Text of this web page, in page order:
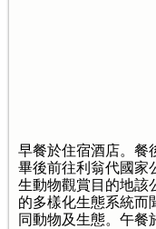
早餐於住宿酒店。餐
畢後前往利翁代國家
生動物觀賞目的地該
的多樣化生態系統而
同動物及生態。午餐